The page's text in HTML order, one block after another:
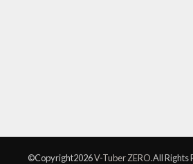
©Copyright2026V-Tuber ZERO.All Rights